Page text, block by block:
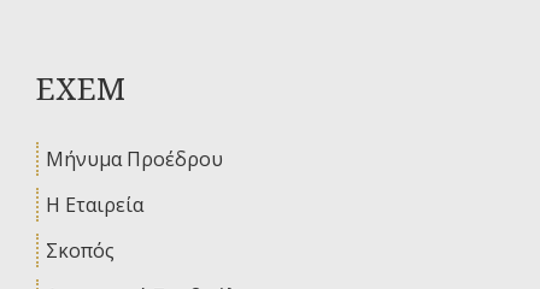
ΕΧΕΜ
Μήνυμα Προέδρου
Η Εταιρεία
Σκοπός